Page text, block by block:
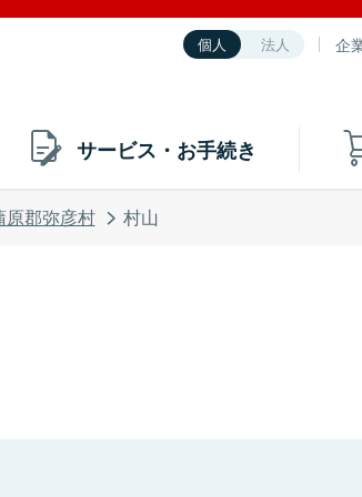
個人 法人 企
サービス・お手続き
原郡弥彦村 村山